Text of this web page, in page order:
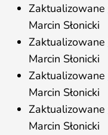
Zaktualizowane
Marcin Słonicki
Zaktualizowane
Marcin Słonicki
Zaktualizowane
Marcin Słonicki
Zaktualizowane
Marcin Słonicki